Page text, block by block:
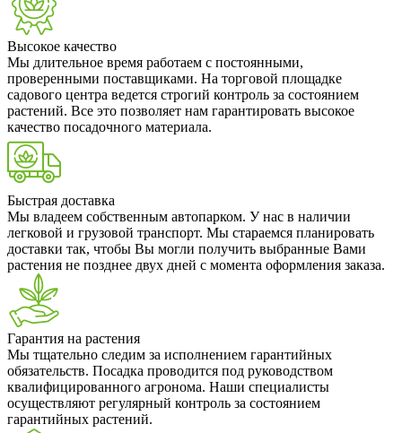
Высокое качество
Мы длительное время работаем с постоянными,
проверенными поставщиками. На торговой площадке
садового центра ведется строгий контроль за состоянием
растений. Все это позволяет нам гарантировать высокое
качество посадочного материала.
Быстрая доставка
Мы владеем собственным автопарком. У нас в наличии
легковой и грузовой транспорт. Мы стараемся планировать
доставки так, чтобы Вы могли получить выбранные Вами
растения не позднее двух дней с момента оформления заказа.
Гарантия на растения
Мы тщательно следим за исполнением гарантийных
обязательств. Посадка проводится под руководством
квалифицированного агронома. Наши специалисты
осуществляют регулярный контроль за состоянием
гарантийных растений.